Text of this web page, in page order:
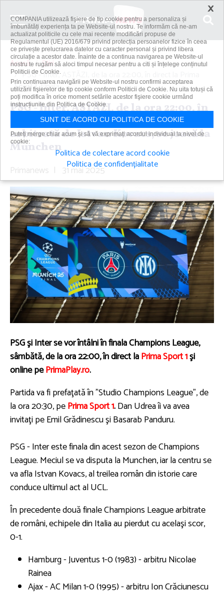
Acasă
Știri
PSG - Inter, ASTĂZI, de la ora 22:00, în direct la Prima
Sport 1. Finala...
PSG - Inter, ASTĂZI, de la ora 22:00, în
direct la Prima Sport 1. Finala UCL,
arbitrată de Istvan Kovacs, se joacă la
Munchen
Primanews | 31 mai 2025
PSG şi Inter se vor întâlni în finala Champions League,
sâmbătă, de la ora 22:00, în direct laPrima Sport 1şi
online pePrimaPlay.ro.
Partida va fi prefaţată în ”Studio Champions League”, de
la ora 20:30, pePrima Sport 1.Dan Udrea îi va avea
invitaţi pe Emil Grădinescu şi Basarab Panduru.
PSG - Inter este finala din acest sezon de Champions
League. Meciul se va disputa la Munchen, iar la centru se
va afla Istvan Kovacs, al treilea român din istorie care
conduce ultimul act al UCL.
În precedente două finale Champions League arbitrate
de români, echipele din Italia au pierdut cu acelaşi scor,
0-1.
Hamburg - Juventus 1-0 (1983) - arbitru Nicolae
Rainea
Ajax - AC Milan 1-0 (1995) - arbitru Ion Crăciunescu
×
COMPANIA utilizează fişiere de tip cookie pentru a personaliza și
îmbunătăți experiența ta pe Website-ul nostru. Te informăm că ne-am
actualizat politicile cu cele mai recente modificări propuse de
Regulamentul (UE) 2016/679 privind protecția persoanelor fizice în ceea
ce privește prelucrarea datelor cu caracter personal și privind libera
circulație a acestor date. Înainte de a continua navigarea pe Website-ul
nostru te rugăm să aloci timpul necesar pentru a citi și înțelege conținutul
Politicii de Cookie.
Prin continuarea navigării pe Website-ul nostru confirmi acceptarea
utilizării fişierelor de tip cookie conform Politicii de Cookie. Nu uita totuși că
poți modifica în orice moment setările acestor fişiere cookie urmând
instrucțiunile din Politica de Cookie.
SUNT DE ACORD CU POLITICA DE COOKIE
Puteți merge chiar acum și să vă exprimați acordul individual la nivel de
cookie:
Politica de colectare acord cookie
Politica de confidențialitate